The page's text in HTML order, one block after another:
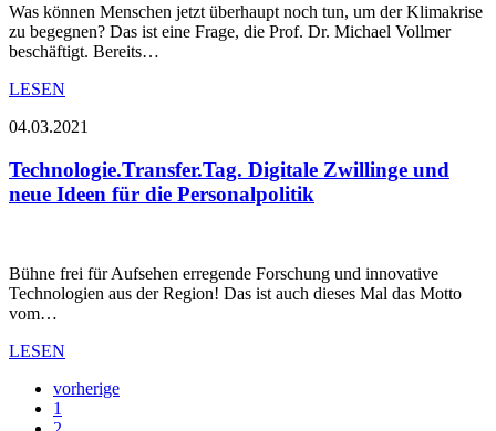
Was können Menschen jetzt überhaupt noch tun, um der Klimakrise
zu begegnen? Das ist eine Frage, die Prof. Dr. Michael Vollmer
beschäftigt. Bereits…
LESEN
04.03.2021
Technologie.Transfer.Tag. Digitale Zwillinge und
neue Ideen für die Personalpolitik
Bühne frei für Aufsehen erregende Forschung und innovative
Technologien aus der Region! Das ist auch dieses Mal das Motto
vom…
LESEN
vorherige
1